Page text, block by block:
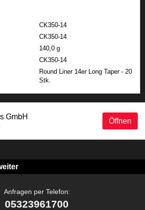
CK350-14
CK350-14
140,0 g
CK350-14
Round Liner 14er Long Taper - 20
Stk.
Öffnen
GmbH
Anfragen per Telefon:
05323961700